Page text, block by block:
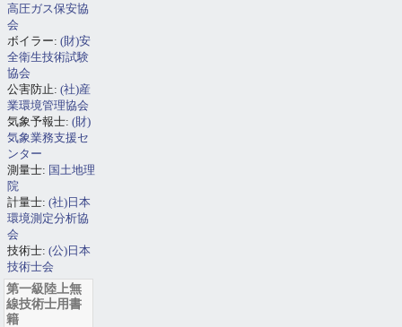
高圧ガス保安協
会
ボイラー: (財)安
全衛生技術試験
協会
公害防止: (社)産
業環境管理協会
気象予報士: (財)
気象業務支援セ
ンター
測量士: 国土地理
院
計量士: (社)日本
環境測定分析協
会
技術士: (公)日本
技術士会
第一級陸上無
線技術士用書
籍